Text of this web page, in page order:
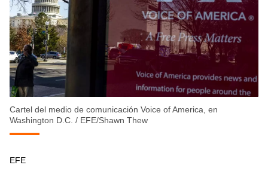
Cartel del medio de comunicación Voice of America, en
Washington D.C. / EFE/Shawn Thew
EFE